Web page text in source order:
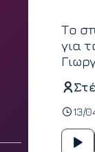
Το
για
13/